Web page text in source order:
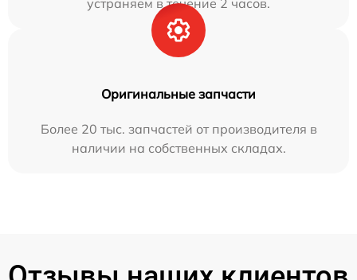
Оригинальные запчасти
Более 20 тыс. запчастей от производителя в
наличии на собственных складах.